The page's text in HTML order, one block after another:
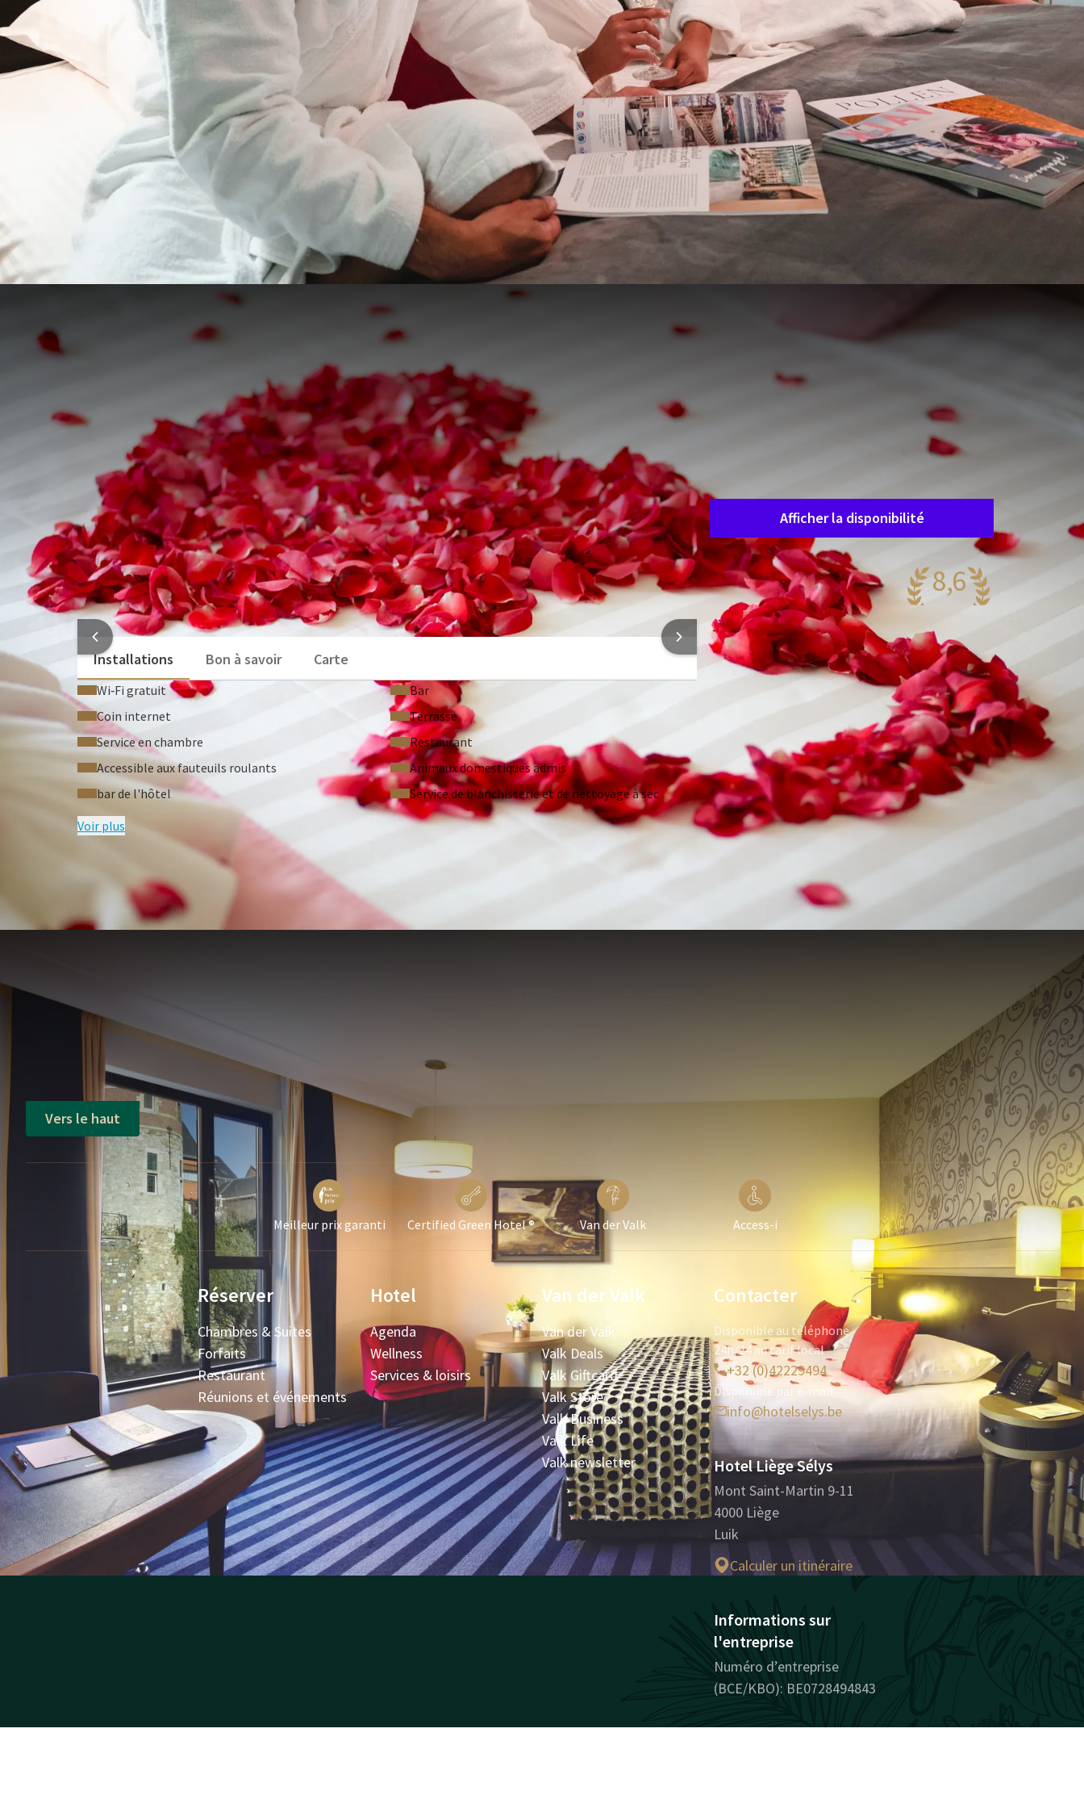
Séjour Romantique
Besoin de vacances et de détente? Envie de souffler, de se retrouver à deux?
Petit week- end en Amoureux, nuit de noces ou anniversaire surprise ? Nous vous accueillons dans une suite où
vous pourrez cocooner à deux en toute intimité ! Nous avons sûrement la solution adaptée à vos besoins.
VOTRE FORFAIT
Ce paquet comprend:
Une nuitée dans l'une de nos chambres 4****
1 petit déjeuner buffet aux bulles
1 bouteille de champagne
menu 3 services dans notre restaurant ou menu découverte da
1 bouquet de fleurs
1 chambre, 2 personnes
Afficher la disponibilité
8,6
Fantastique
589 reviews
INFORMATIONS SUR L'HÔTEL
Installations
Bon à savoir Carte
Wi‑Fi gratuit
Bar
Coin internet
Terrasse
Service en chambre
Restaurant
Accessible aux fauteuils roulants
Animaux domestiques admis
bar de l'hôtel
Service de blanchisserie et de nettoyage à sec
Voir plus
QUESTIONS FRÉQUEMMENT POSÉES
Conditions du forfait
Pour 2 personnes
Vers le haut
Meilleur prix garanti Certified Green Hotel ® Van der Valk Access-i
Réserver
Chambres & Suites
Forfaits
Restaurant
Réunions et événements
Hotel
Agenda
Wellness
Services & loisirs
Van der Valk
Van der Valk
Valk Deals
Valk Giftcard
Valk Store
Valk Business
Valk Life
Valk newsletter
Contacter
Disponible au téléphone
24h/24 au tarif local
+32 (0)42229494
Disponible par e-mail
info@hotelselys.be
Hotel Liège Sélys
Mont Saint-Martin 9-11
4000 Liège
Luik
Calculer un itinéraire
Informations sur
l'entreprise
Numéro d’entreprise
(BCE/KBO): BE0728494843